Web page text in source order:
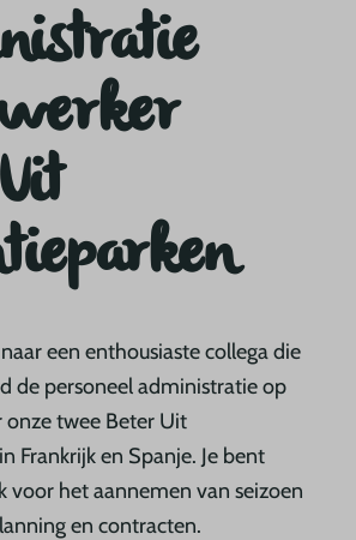
een enthousiaste collega die
de personeel administratie op
twee Beter Uit
Frankrijk en Spanje. Je bent
voor het aannemen van seizoen
en contracten.